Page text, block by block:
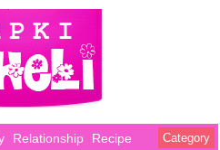
Relationship Recipe Category